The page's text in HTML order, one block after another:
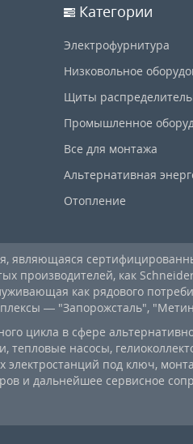
Категории
Электрофурнитура
Низковольное
Щиты
Промышленное
Все для монтажа
Альтернативная
Отопление
являющаяся
производителей, как
как рядового
— "Запорожсталь",
цикла в сфере
тепловые насосы,
под ключ,
и дальнейшее сервисное